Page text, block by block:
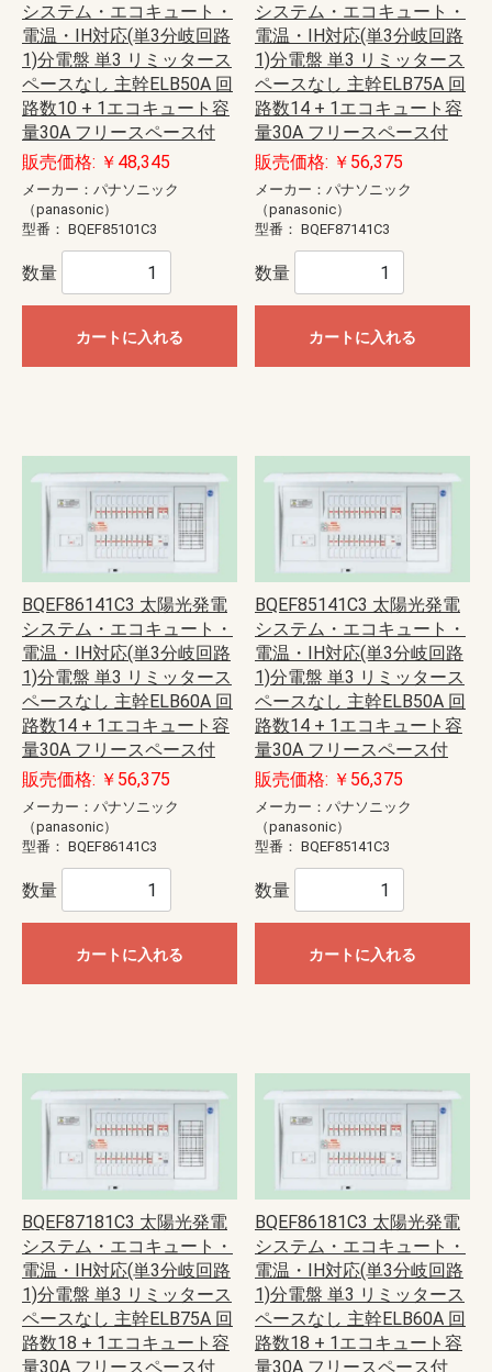
システム・エコキュート・
電温・IH対応(単3分岐回路
1)分電盤 単3 リミッタース
ペースなし 主幹ELB50A 回
路数10 + 1エコキュート容
量30A フリースペース付
販売価格: ￥48,345
メーカー：パナソニック
（panasonic）
型番： BQEF85101C3
数量
カートに入れる
システム・エコキュート・
電温・IH対応(単3分岐回路
1)分電盤 単3 リミッタース
ペースなし 主幹ELB75A 回
路数14 + 1エコキュート容
量30A フリースペース付
販売価格: ￥56,375
メーカー：パナソニック
（panasonic）
型番： BQEF87141C3
数量
カートに入れる
BQEF86141C3 太陽光発電
システム・エコキュート・
電温・IH対応(単3分岐回路
1)分電盤 単3 リミッタース
ペースなし 主幹ELB60A 回
路数14 + 1エコキュート容
量30A フリースペース付
販売価格: ￥56,375
メーカー：パナソニック
（panasonic）
型番： BQEF86141C3
数量
カートに入れる
BQEF85141C3 太陽光発電
システム・エコキュート・
電温・IH対応(単3分岐回路
1)分電盤 単3 リミッタース
ペースなし 主幹ELB50A 回
路数14 + 1エコキュート容
量30A フリースペース付
販売価格: ￥56,375
メーカー：パナソニック
（panasonic）
型番： BQEF85141C3
数量
カートに入れる
BQEF87181C3 太陽光発電
システム・エコキュート・
電温・IH対応(単3分岐回路
1)分電盤 単3 リミッタース
ペースなし 主幹ELB75A 回
路数18 + 1エコキュート容
量30A フリースペース付
BQEF86181C3 太陽光発電
システム・エコキュート・
電温・IH対応(単3分岐回路
1)分電盤 単3 リミッタース
ペースなし 主幹ELB60A 回
路数18 + 1エコキュート容
量30A フリースペース付